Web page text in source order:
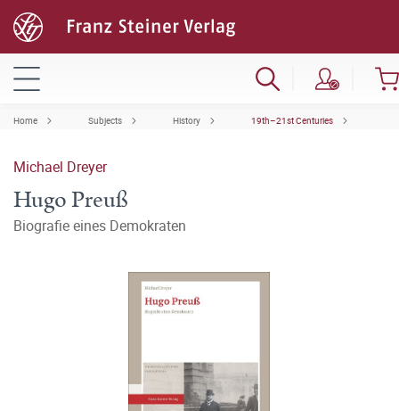
Home Subjects History 19th–21st Centuries
Michael Dreyer
Hugo Preuß
Biografie eines Demokraten